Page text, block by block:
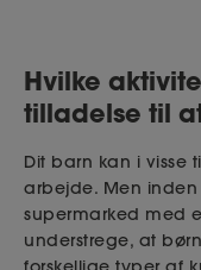
Hvilke
tilladelse til
Dit barn kan i
arbejde. Men
supermarked med
understrege, at